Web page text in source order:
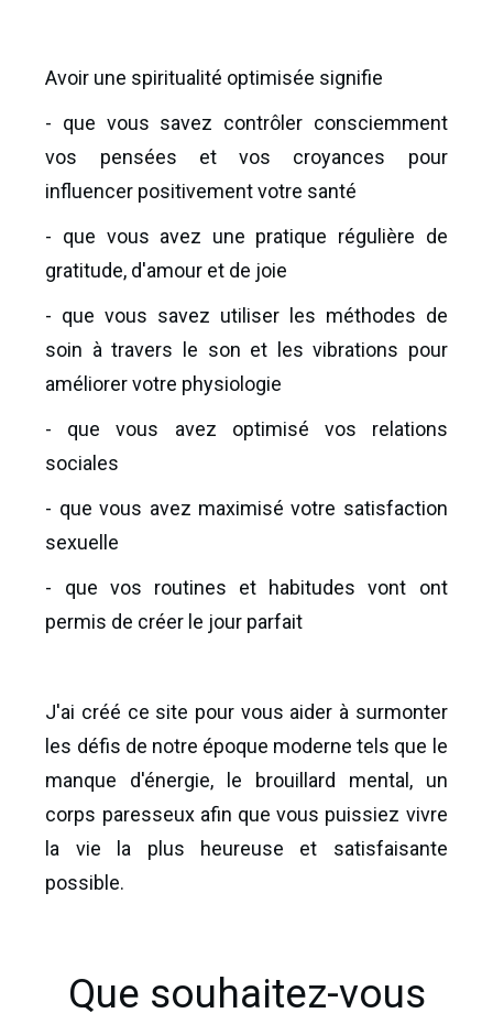
Avoir une spiritualité optimisée signifie
- que vous savez contrôler consciemment
vos pensées et vos croyances pour
influencer positivement votre santé
- que vous avez une pratique régulière de
gratitude, d'amour et de joie
- que vous savez utiliser les méthodes de
soin à travers le son et les vibrations pour
améliorer votre physiologie
- que vous avez optimisé vos relations
sociales
- que vous avez maximisé votre satisfaction
sexuelle
- que vos routines et habitudes vont ont
permis de créer le jour parfait
J'ai créé ce site pour vous aider à surmonter
les défis de notre époque moderne tels que le
manque d'énergie, le brouillard mental, un
corps paresseux afin que vous puissiez vivre
la vie la plus heureuse et satisfaisante
possible.
Que souhaitez-vous